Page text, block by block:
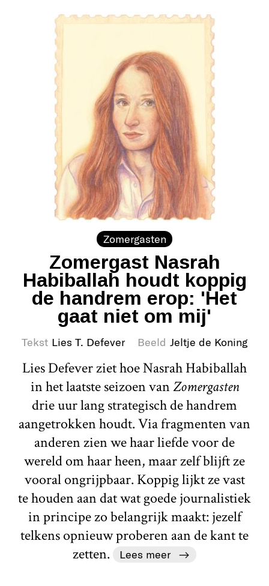
Zomergasten
Zomergast Nasrah
Habiballah houdt koppig
de handrem erop: 'Het
gaat niet om mij'
Tekst Lies T. Defever Beeld Jeltje de Koning
Lies Defever ziet hoe Nasrah Habiballah
in het laatste seizoen vanZomergasten
drie uur lang strategisch de handrem
aangetrokken houdt. Via fragmenten van
anderen zien we haar liefde voor de
wereld om haar heen, maar zelf blijft ze
vooral ongrijpbaar. Koppig lijkt ze vast
te houden aan dat wat goede journalistiek
in principe zo belangrijk maakt: jezelf
telkens opnieuw proberen aan de kant te
zetten.
Lees meer